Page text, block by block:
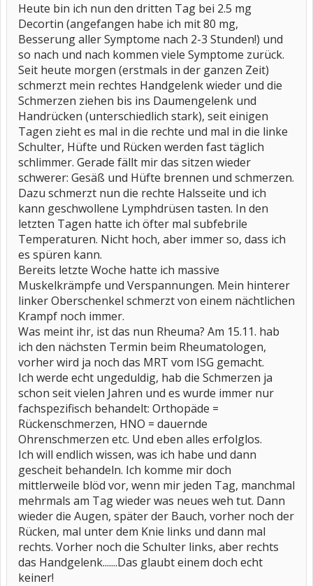
Heute bin ich nun den dritten Tag bei 2.5 mg
Decortin (angefangen habe ich mit 80 mg,
Besserung aller Symptome nach 2-3 Stunden!) und
so nach und nach kommen viele Symptome zurück.
Seit heute morgen (erstmals in der ganzen Zeit)
schmerzt mein rechtes Handgelenk wieder und die
Schmerzen ziehen bis ins Daumengelenk und
Handrücken (unterschiedlich stark), seit einigen
Tagen zieht es mal in die rechte und mal in die linke
Schulter, Hüfte und Rücken werden fast täglich
schlimmer. Gerade fällt mir das sitzen wieder
schwerer: Gesäß und Hüfte brennen und schmerzen.
Dazu schmerzt nun die rechte Halsseite und ich
kann geschwollene Lymphdrüsen tasten. In den
letzten Tagen hatte ich öfter mal subfebrile
Temperaturen. Nicht hoch, aber immer so, dass ich
es spüren kann.
Bereits letzte Woche hatte ich massive
Muskelkrämpfe und Verspannungen. Mein hinterer
linker Oberschenkel schmerzt von einem nächtlichen
Krampf noch immer.
Was meint ihr, ist das nun Rheuma? Am 15.11. hab
ich den nächsten Termin beim Rheumatologen,
vorher wird ja noch das MRT vom ISG gemacht.
Ich werde echt ungeduldig, hab die Schmerzen ja
schon seit vielen Jahren und es wurde immer nur
fachspezifisch behandelt: Orthopäde =
Rückenschmerzen, HNO = dauernde
Ohrenschmerzen etc. Und eben alles erfolglos.
Ich will endlich wissen, was ich habe und dann
gescheit behandeln. Ich komme mir doch
mittlerweile blöd vor, wenn mir jeden Tag, manchmal
mehrmals am Tag wieder was neues weh tut. Dann
wieder die Augen, später der Bauch, vorher noch der
Rücken, mal unter dem Knie links und dann mal
rechts. Vorher noch die Schulter links, aber rechts
das Handgelenk.......Das glaubt einem doch echt
keiner!